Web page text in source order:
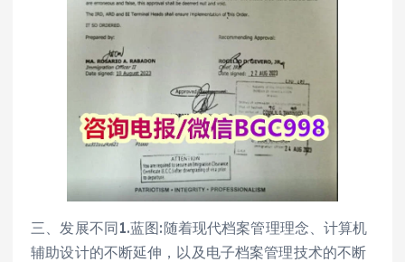
三、发展不同1.蓝图:随着现代档案管理理念、计算机
辅助设计的不断延伸，以及电子档案管理技术的不断